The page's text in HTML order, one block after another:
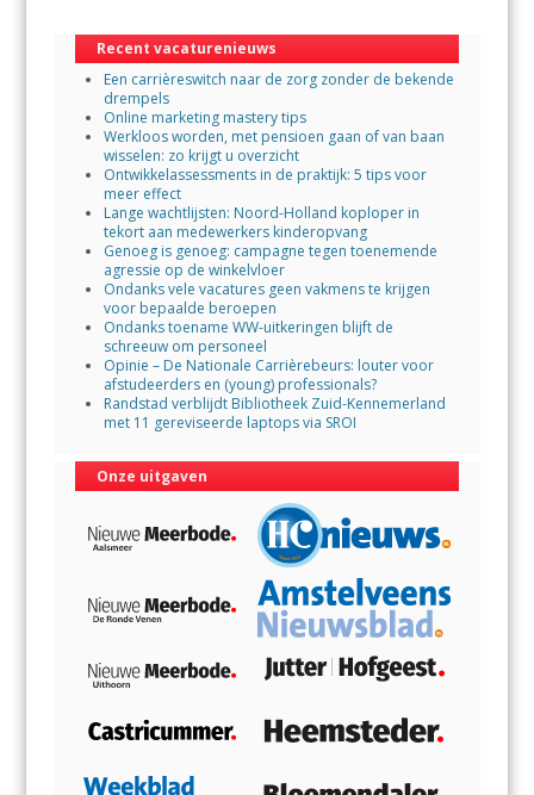
o
o
k
A
p
p
Recent vacaturenieuws
Een carrièreswitch naar de zorg zonder de bekende
drempels
Online marketing mastery tips
Werkloos worden, met pensioen gaan of van baan
wisselen: zo krijgt u overzicht
Ontwikkelassessments in de praktijk: 5 tips voor
meer effect
Lange wachtlijsten: Noord-Holland koploper in
tekort aan medewerkers kinderopvang
Genoeg is genoeg: campagne tegen toenemende
agressie op de winkelvloer
Ondanks vele vacatures geen vakmens te krijgen
voor bepaalde beroepen
Ondanks toename WW-uitkeringen blijft de
schreeuw om personeel
Opinie – De Nationale Carrièrebeurs: louter voor
afstudeerders en (young) professionals?
Randstad verblijdt Bibliotheek Zuid-Kennemerland
met 11 gereviseerde laptops via SROI
Onze uitgaven